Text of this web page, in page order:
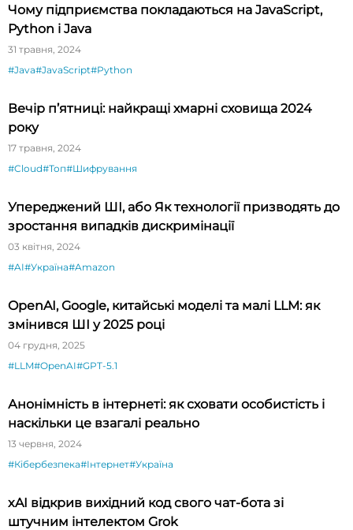
Чому підприємства покладаються на JavaScript,
Python і Java
31 травня, 2024
#Java#JavaScript#Python
Вечір п’ятниці: найкращі хмарні сховища 2024
року
17 травня, 2024
#Cloud#Топ#Шифрування
Упереджений ШІ, або Як технології призводять до
зростання випадків дискримінації
03 квітня, 2024
#AI#Україна#Amazon
OpenAI, Google, китайські моделі та малі LLM: як
змінився ШІ у 2025 році
04 грудня, 2025
#LLM#OpenAI#GPT-5.1
Анонімність в інтернеті: як сховати особистість і
наскільки це взагалі реально
13 червня, 2024
#Кібербезпека#Інтернет#Україна
xAI відкрив вихідний код свого чат-бота зі
штучним інтелектом Grok